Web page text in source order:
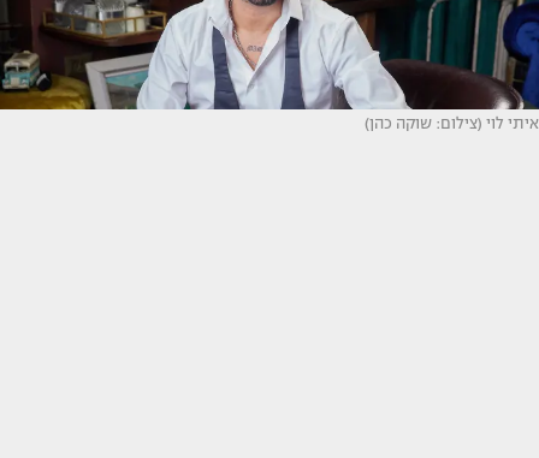
איתי לוי (צילום: שוקה כהן)